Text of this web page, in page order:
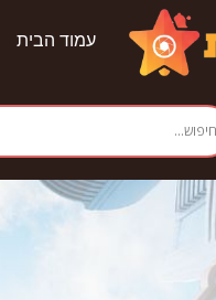
עמוד הבית